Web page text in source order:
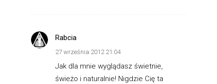
Rabcia
27 września 2012 21:04
Jak dla mnie wyglądasz świetnie,
świeżo i naturalnie! Nigdzie Cię ta